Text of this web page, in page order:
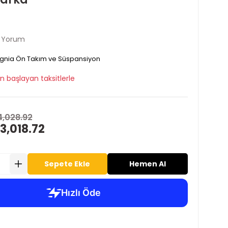
Yorum
Ön Takım ve Süspansiyon
başlayan taksitlerle
Sepete Ekle Hemen Al